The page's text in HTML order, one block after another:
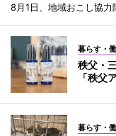
8月1日、地域おこし協力
暮らす・
秩父・
「秩父
暮らす・